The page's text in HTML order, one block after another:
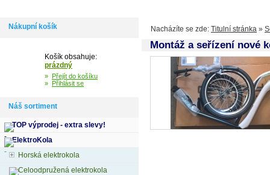
Nacházíte se zde: Titulní stránka »
Montáž a seřízení nové
Nákupní košík
Košík obsahuje:
prázdný
» Přejít do košíku
» Přihlásit se
Náš sortiment
TOP výprodej - extra slevy!
ElektroKola
Horská elektrokola
Celoodpružená elektrokola